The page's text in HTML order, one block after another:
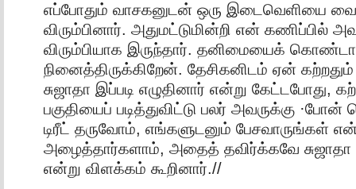
எப்போதும் வாசகனுடன் ஒரு இடைவெளியை
விரும்பினார். அதுமட்டுமின்றி என் கணிப்பில்
விரும்பியாக இருந்தார். தனிமையைக்
நினைத்திருக்கிறேன். தேசிகனிடம் ஏன் கற்றதும்
சுஜாதா இப்படி எழுதினார் என்று கேட்டபோது,
பகுதியைப் படித்துவிட்டு பலர் அவருக்கு
டிரீட் தருவோம், எங்களுடனும் பேசவாருங்கள்
அழைத்தார்களாம், அதைத் தவிர்க்கவே சுஜாதா
என்று விளக்கம் கூறினார்.//